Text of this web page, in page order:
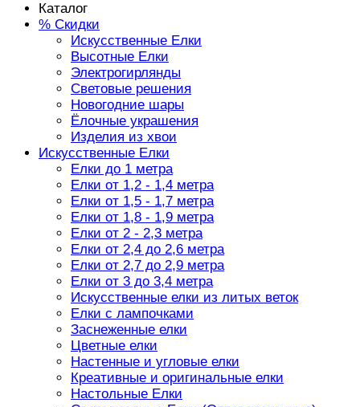
Каталог
% Скидки
Искусственные Елки
Высотные Елки
Электрогирлянды
Световые решения
Новогодние шары
Ёлочные украшения
Изделия из хвои
Искусственные Елки
Елки до 1 метра
Елки от 1,2 - 1,4 метра
Елки от 1,5 - 1,7 метра
Елки от 1,8 - 1,9 метра
Елки от 2 - 2,3 метра
Елки от 2,4 до 2,6 метра
Елки от 2,7 до 2,9 метра
Елки от 3 до 3,4 метра
Искусственные елки из литых веток
Елки с лампочками
Заснеженные елки
Цветные елки
Настенные и угловые елки
Креативные и оригинальные елки
Настольные Елки